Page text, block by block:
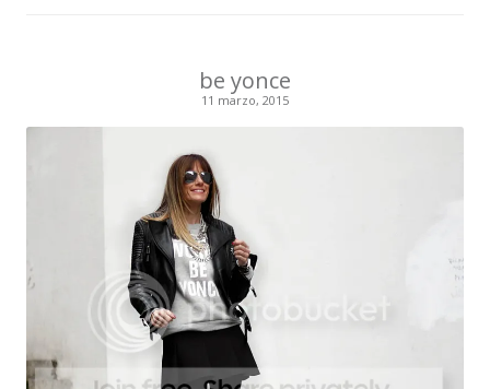
be yonce
11 marzo, 2015